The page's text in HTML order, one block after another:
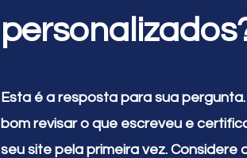
Esta é a resposta para sua
bom revisar o que escreveu e
seu site pela primeira vez.